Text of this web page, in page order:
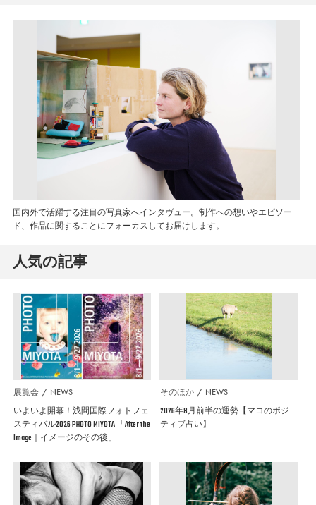
国内外で活躍する注目の写真家へインタヴュー。制作への想いやエピソー
ド、作品に関することにフォーカスしてお届けします。
人気の記事
展覧会 NEWS
いよいよ開幕！浅間国際フォトフェ
スティバル2026 PHOTO MIYOTA 「After the
Image｜イメージのその後」
そのほか NEWS
2026年8月前半の運勢【マコのポジ
ティブ占い】